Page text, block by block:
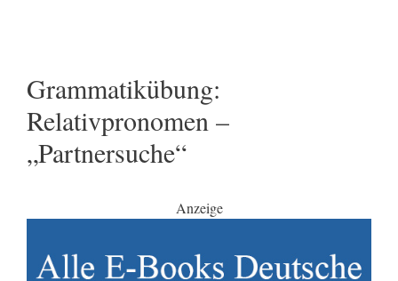
Grammatikübung:
Relativpronomen –
„Partnersuche“
Anzeige